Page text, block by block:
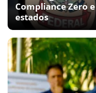
Compliance Zero
estados